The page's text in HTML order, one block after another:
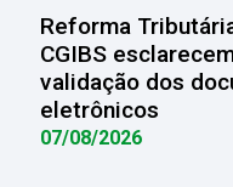
Reforma
CGIBS
validação dos
eletrônicos
07/08/2026